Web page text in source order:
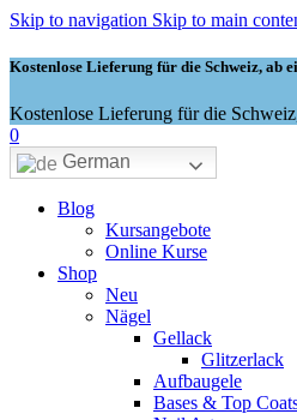
Skip to navigation Skip to main
Kostenlose Lieferung für die Schweiz, ab
Kostenlose Lieferung für die
0
German
Blog
Kursangebote
Online Kurse
Shop
Neu
Nägel
Gellack
Glitzerlack
Aufbaugele
Bases & Top